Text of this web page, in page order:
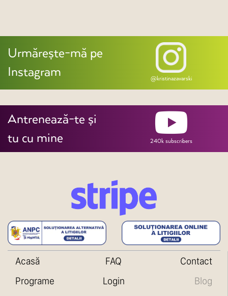
Urmărește-mă pe
Instagram
@kristinazavarski
Antrenează-te și
tu cu mine
240k subscribers
Acasă FAQ
Contact
Programe
Login
Blog